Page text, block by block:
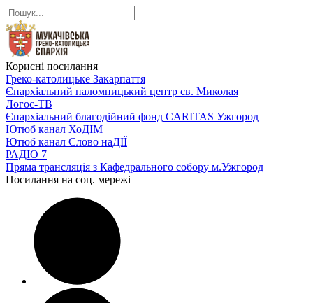
Корисні посилання
Греко-католицьке Закарпаття
Єпархіальний паломницький центр св. Миколая
Логос-ТВ
Єпархіальний благодійний фонд CARITAS Ужгород
Ютюб канал ХоДІМ
Ютюб канал Слово наДІЇ
РАДІО 7
Пряма трансляція з Кафедрального собору м.Ужгород
Посилання на соц. мережі